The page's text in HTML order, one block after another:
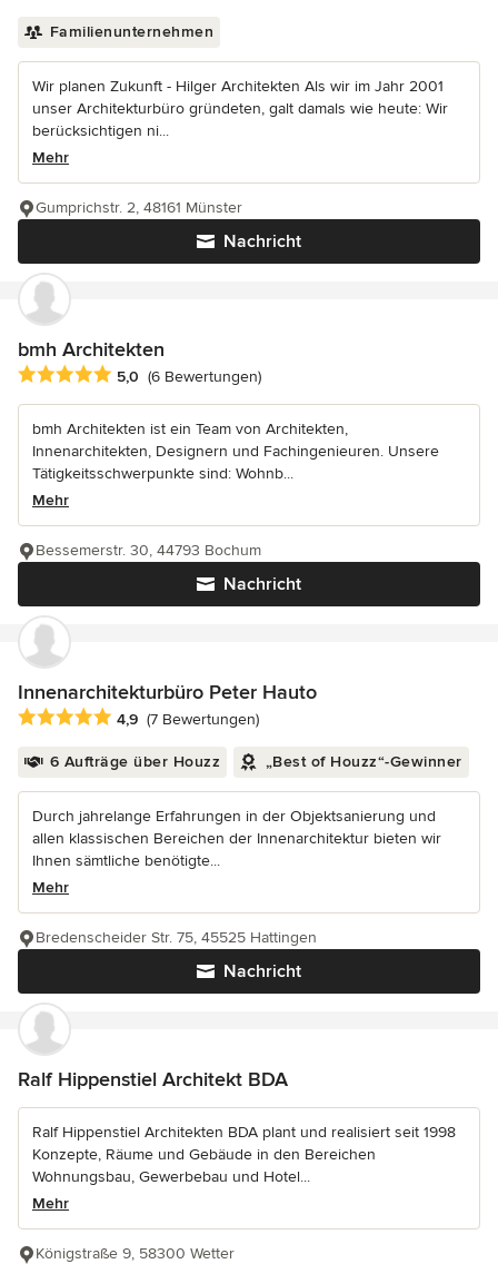
Familienunternehmen
Wir planen Zukunft - Hilger Architekten Als wir im Jahr 2001
unser Architekturbüro gründeten, galt damals wie heute: Wir
berücksichtigen ni...
Mehr
Nachricht
Gumprichstr. 2, 48161 Münster
bmh Architekten
Durchschnittliche Bewertung: 5 von 5 Sternen
5,0 (6 Bewertungen)
bmh Architekten ist ein Team von Architekten,
Innenarchitekten, Designern und Fachingenieuren. Unsere
Tätigkeitsschwerpunkte sind: Wohnb...
Mehr
Nachricht
Bessemerstr. 30, 44793 Bochum
Innenarchitekturbüro Peter Hauto
Durchschnittliche Bewertung: 4.9 von 5 Sternen
4,9 (7 Bewertungen)
6 Aufträge über Houzz „Best of Houzz“-Gewinner
Durch jahrelange Erfahrungen in der Objektsanierung und
allen klassischen Bereichen der Innenarchitektur bieten wir
Ihnen sämtliche benötigte...
Mehr
Nachricht
Bredenscheider Str. 75, 45525 Hattingen
Ralf Hippenstiel Architekt BDA
Ralf Hippenstiel Architekten BDA plant und realisiert seit 1998
Konzepte, Räume und Gebäude in den Bereichen
Wohnungsbau, Gewerbebau und Hotel...
Mehr
Königstraße 9, 58300 Wetter